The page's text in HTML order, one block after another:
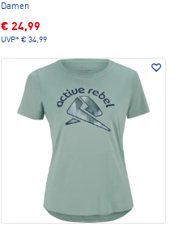
Damen
€ 24,99
UVP* € 34,99